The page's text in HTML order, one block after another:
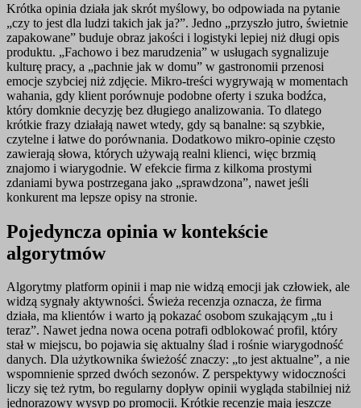
Krótka opinia działa jak skrót myślowy, bo odpowiada na pytanie
„czy to jest dla ludzi takich jak ja?”. Jedno „przyszło jutro, świetnie
zapakowane” buduje obraz jakości i logistyki lepiej niż długi opis
produktu. „Fachowo i bez marudzenia” w usługach sygnalizuje
kulturę pracy, a „pachnie jak w domu” w gastronomii przenosi
emocje szybciej niż zdjęcie. Mikro-treści wygrywają w momentach
wahania, gdy klient porównuje podobne oferty i szuka bodźca,
który domknie decyzję bez długiego analizowania. To dlatego
krótkie frazy działają nawet wtedy, gdy są banalne: są szybkie,
czytelne i łatwe do porównania. Dodatkowo mikro-opinie często
zawierają słowa, których używają realni klienci, więc brzmią
znajomo i wiarygodnie. W efekcie firma z kilkoma prostymi
zdaniami bywa postrzegana jako „sprawdzona”, nawet jeśli
konkurent ma lepsze opisy na stronie.
Pojedyncza opinia w kontekście
algorytmów
Algorytmy platform opinii i map nie widzą emocji jak człowiek, ale
widzą sygnały aktywności. Świeża recenzja oznacza, że firma
działa, ma klientów i warto ją pokazać osobom szukającym „tu i
teraz”. Nawet jedna nowa ocena potrafi odblokować profil, który
stał w miejscu, bo pojawia się aktualny ślad i rośnie wiarygodność
danych. Dla użytkownika świeżość znaczy: „to jest aktualne”, a nie
wspomnienie sprzed dwóch sezonów. Z perspektywy widoczności
liczy się też rytm, bo regularny dopływ opinii wygląda stabilniej niż
jednorazowy wysyp po promocji. Krótkie recenzje mają jeszcze